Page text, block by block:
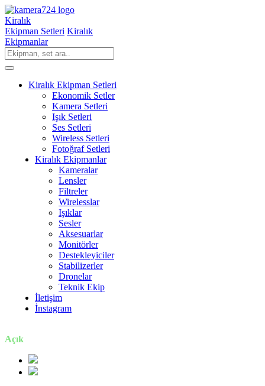
Kiralık
Ekipman Setleri Kiralık
Ekipmanlar
Kiralık Ekipman Setleri
Ekonomik Setler
Kamera Setleri
Işık Setleri
Ses Setleri
Wireless Setleri
Fotoğraf Setleri
Kiralık Ekipmanlar
Kameralar
Lensler
Filtreler
Wirelesslar
Işıklar
Sesler
Aksesuarlar
Monitörler
Destekleyiciler
Stabilizerler
Dronelar
Teknik Ekip
İletişim
İnstagram
Açık